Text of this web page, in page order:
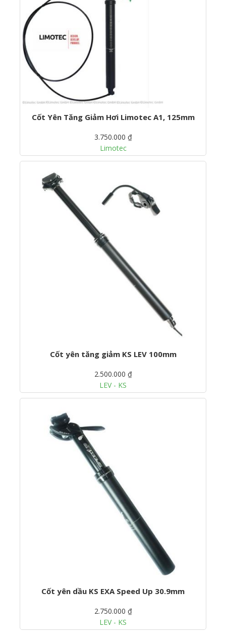
Cốt Yên Tăng Giảm Hơi Limotec A1, 125mm
3.750.000 ₫
Limotec
Cốt yên tăng giảm KS LEV 100mm
2.500.000 ₫
LEV - KS
Cốt yên dầu KS EXA Speed Up 30.9mm
2.750.000 ₫
LEV - KS